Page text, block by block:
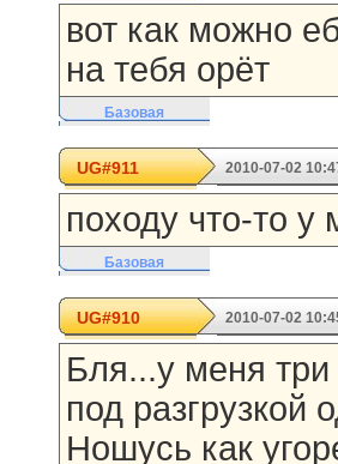
вот как можно
на тебя орёт
Базовая
UG#911 2010-07-02
походу что-то у
Базовая
UG#910 2010-07-02
Бля...у меня
под разгрузкой
Ношусь как